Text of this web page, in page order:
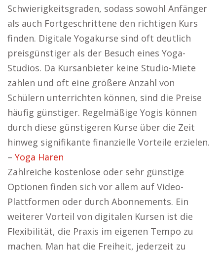
Schwierigkeitsgraden, sodass sowohl Anfänger
als auch Fortgeschrittene den richtigen Kurs
finden. Digitale Yogakurse sind oft deutlich
preisgünstiger als der Besuch eines Yoga-
Studios. Da Kursanbieter keine Studio-Miete
zahlen und oft eine größere Anzahl von
Schülern unterrichten können, sind die Preise
häufig günstiger. Regelmäßige Yogis können
durch diese günstigeren Kurse über die Zeit
hinweg signifikante finanzielle Vorteile erzielen.
– Yoga Haren
Zahlreiche kostenlose oder sehr günstige
Optionen finden sich vor allem auf Video-
Plattformen oder durch Abonnements. Ein
weiterer Vorteil von digitalen Kursen ist die
Flexibilität, die Praxis im eigenen Tempo zu
machen. Man hat die Freiheit, jederzeit zu